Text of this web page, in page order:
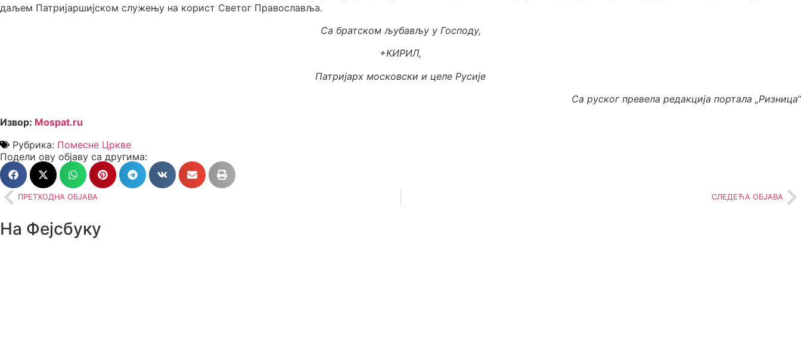
даљем Патријаршијском служењу на корист Светог Православља.
Са братском љубављу у Господу,
+КИРИЛ,
Патријарх московски и целе Русије
Са руског превела редакција портала „Ризница“
Извор: Мospat.ru
Рубрика: Помесне Цркве
Подели ову објаву са другима:
ПРЕТХОДНА ОБЈАВА СЛЕДЕЋА ОБЈАВА
На Фејсбуку